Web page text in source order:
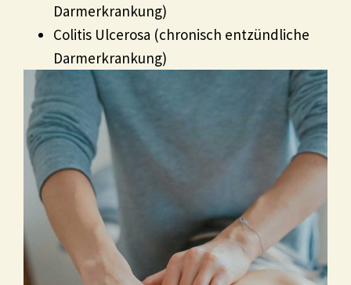
Darmerkrankung)
Colitis Ulcerosa (chronisch entzündliche
Darmerkrankung)